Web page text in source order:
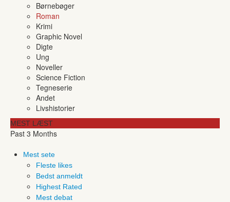
Børnebøger
Roman
Krimi
Graphic Novel
Digte
Ung
Noveller
Science Fiction
Tegneserie
Andet
Livshistorier
MEST LÆST
Past 3 Months
Mest sete
Fleste likes
Bedst anmeldt
Highest Rated
Mest debat